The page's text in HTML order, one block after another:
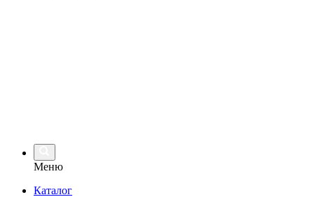
Меню
Каталог